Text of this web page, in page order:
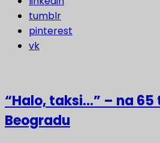
tumblr
pinterest
vk
“Halo, taksi…” – na
Beogradu